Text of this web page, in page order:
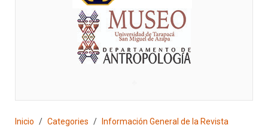
Inicio Categories
Información General de la Revista